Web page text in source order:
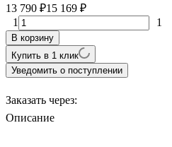
13 790 ₽15 169 ₽
1 1
В корзину
Купить в 1 клик
Уведомить о поступлении
Заказать через:
Описание